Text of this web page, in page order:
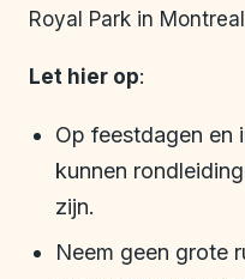
Royal Park in
Let hier op:
Op feestdagen en
kunnen
zijn.
Neem geen grote